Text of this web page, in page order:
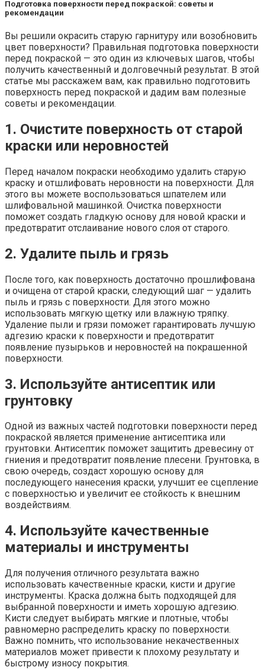
Подготовка поверхности перед покраской: советы и
рекомендации
Вы решили окрасить старую гарнитуру или возобновить
цвет поверхности? Правильная подготовка поверхности
перед покраской — это один из ключевых шагов, чтобы
получить качественный и долговечный результат. В этой
статье мы расскажем вам, как правильно подготовить
поверхность перед покраской и дадим вам полезные
советы и рекомендации.
1. Очистите поверхность от старой
краски или неровностей
Перед началом покраски необходимо удалить старую
краску и отшлифовать неровности на поверхности. Для
этого вы можете воспользоваться шпателем или
шлифовальной машинкой. Очистка поверхности
поможет создать гладкую основу для новой краски и
предотвратит отслаивание нового слоя от старого.
2. Удалите пыль и грязь
После того, как поверхность достаточно прошлифована
и очищена от старой краски, следующий шаг — удалить
пыль и грязь с поверхности. Для этого можно
использовать мягкую щетку или влажную тряпку.
Удаление пыли и грязи поможет гарантировать лучшую
адгезию краски к поверхности и предотвратит
появление пузырьков и неровностей на покрашенной
поверхности.
3. Используйте антисептик или
грунтовку
Одной из важных частей подготовки поверхности перед
покраской является применение антисептика или
грунтовки. Антисептик поможет защитить древесину от
гниения и предотвратит появление плесени. Грунтовка, в
свою очередь, создаст хорошую основу для
последующего нанесения краски, улучшит ее сцепление
с поверхностью и увеличит ее стойкость к внешним
воздействиям.
4. Используйте качественные
материалы и инструменты
Для получения отличного результата важно
использовать качественные краски, кисти и другие
инструменты. Краска должна быть подходящей для
выбранной поверхности и иметь хорошую адгезию.
Кисти следует выбирать мягкие и плотные, чтобы
равномерно распределить краску по поверхности.
Важно помнить, что использование некачественных
материалов может привести к плохому результату и
быстрому износу покрытия.